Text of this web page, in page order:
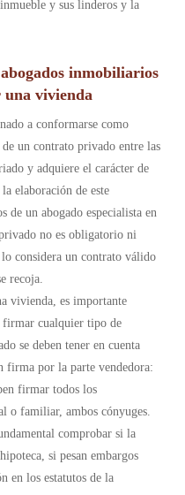
y sus linderos y la
inmobiliarios
una vivienda
a conformarse como
un contrato privado entre las
y adquiere el carácter de
elaboración de este
de un abogado especialista en
no es obligatorio ni
considera un contrato válido
recoja.
vivienda, es importante
firmar cualquier tipo de
se deben tener en cuenta
firma por la parte vendedora:
firmar todos los
o familiar, ambos cónyuges.
comprobar si la
si pesan embargos
en los estatutos de la